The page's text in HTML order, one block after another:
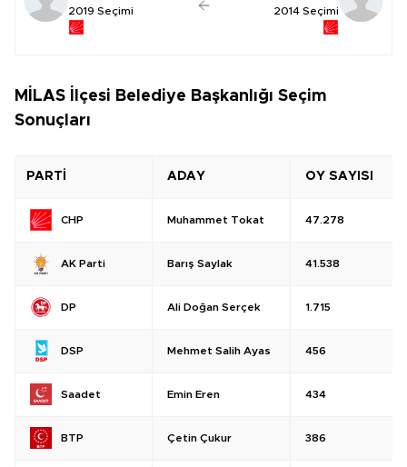
2019 Seçimi 2014 Seçimi
MİLAS İlçesi Belediye Başkanlığı Seçim
Sonuçları
PARTİ ADAY OY SAYISI
CHP Muhammet Tokat 47.278
AK Parti Barış Saylak 41.538
DP Ali Doğan Serçek 1.715
DSP Mehmet Salih Ayas 456
Saadet Emin Eren 434
BTP Çetin Çukur 386